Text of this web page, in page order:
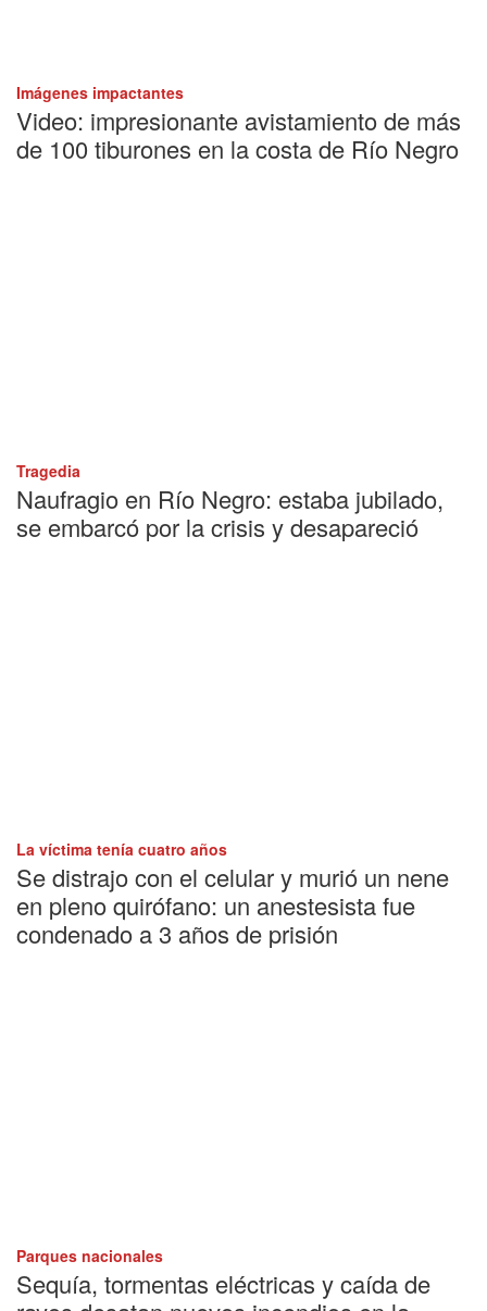
Imágenes impactantes
Video: impresionante avistamiento de más
de 100 tiburones en la costa de Río Negro
Tragedia
Naufragio en Río Negro: estaba jubilado,
se embarcó por la crisis y desapareció
La víctima tenía cuatro años
Se distrajo con el celular y murió un nene
en pleno quirófano: un anestesista fue
condenado a 3 años de prisión
Parques nacionales
Sequía, tormentas eléctricas y caída de